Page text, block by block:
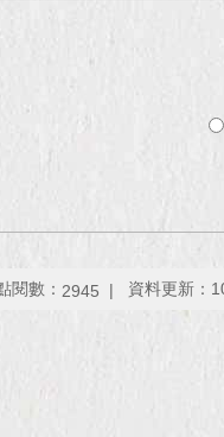
閱數： 2945 資料更新：